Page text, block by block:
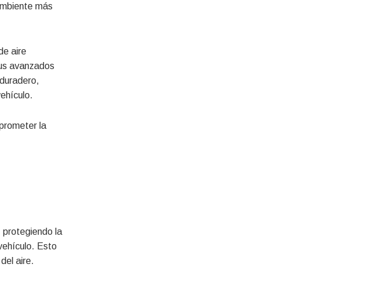
más
aire
avanzados
la
protegiendo la
Esto
aire.